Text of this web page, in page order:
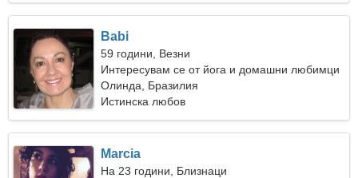
Babi
59 години, Везни
Интересувам се от йога и домашни любимци
Олинда, Бразилия
Истинска любов
Marcia
На 23 години, Близнаци